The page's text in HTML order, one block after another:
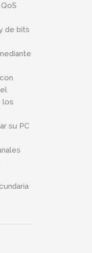
de bits
los
su PC